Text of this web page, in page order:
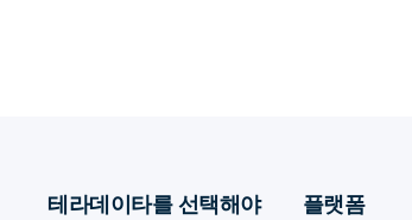
테라데이타를 선택해야
플랫폼